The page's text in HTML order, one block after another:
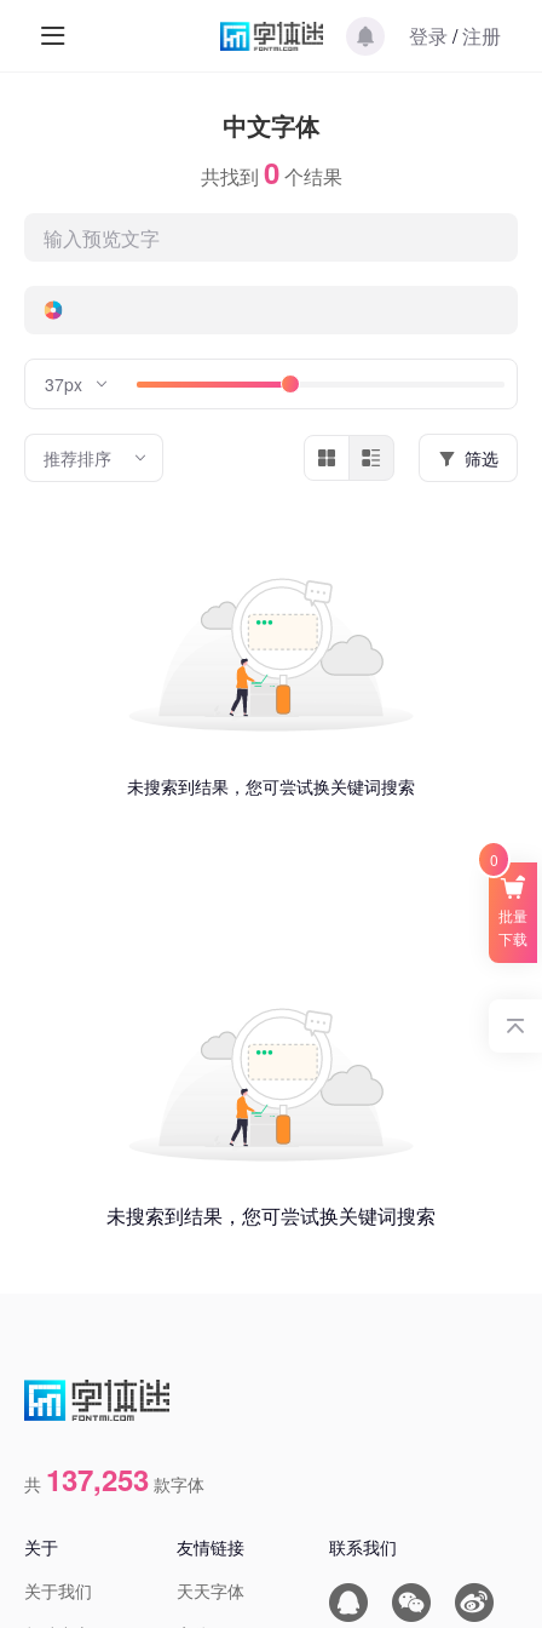
登录 /注册
中文字体
共找到 0个结果
推荐排序
37px
筛选
未搜索到结果，您可尝试换关键词搜索
未搜索到结果，您可尝试换关键词搜索
共 137,253 款字体
关于
关于我们
友情链接
天天字体
联系我们
批量
下载
0